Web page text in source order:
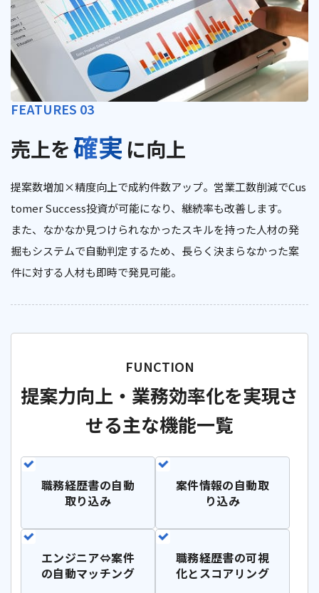
FEATURES 03
売上を確実 に向上
提案数増加×精度向上で成約件数アップ。営業工数削減でCus
tomer Success投資が可能になり、継続率も改善します。
また、なかなか見つけられなかったスキルを持った人材の発
掘もシステムで自動判定するため、長らく決まらなかった案
件に対する人材も即時で発見可能。
提案力向上・業務効率化を実現さ
せる主な機能一覧
職務経歴書の自動
取り込み
案件情報の自動取
り込み
エンジニア⇔案件
の自動マッチング
職務経歴書の可視
化とスコアリング